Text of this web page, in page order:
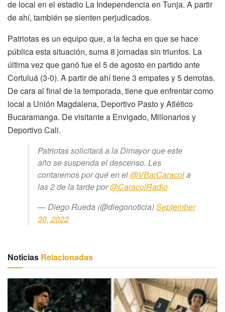
de local en el estadio La Independencia en Tunja. A partir
de ahí, también se sienten perjudicados.
Patriotas es un equipo que, a la fecha en que se hace
pública esta situación, suma 8 jornadas sin triunfos. La
última vez que ganó fue el 5 de agosto en partido ante
Cortuluá (3-0). A partir de ahí tiene 3 empates y 5 derrotas.
De cara al final de la temporada, tiene que enfrentar como
local a Unión Magdalena, Deportivo Pasto y Atlético
Bucaramanga. De visitante a Envigado, Millonarios y
Deportivo Cali.
Patriotas solicitará a la Dimayor que este
año se suspenda el descenso. Les
contaremos por qué en el@VBarCaracola
las 2 de la tarde por@CaracolRadio
— Diego Rueda (@diegonoticia)September
30, 2022
Noticias Relacionadas